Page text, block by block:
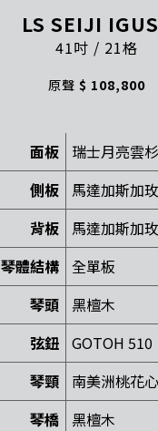
LS SEIJI
41吋 / 21格
原聲 $ 108,800
面板
瑞士月亮雲杉
側板
馬達加斯加
背板
馬達加斯加
琴體結構
全單板
琴頭
黑檀木
弦鈕
GOTOH 510
琴頸
南美洲桃花
琴橋
黑檀木